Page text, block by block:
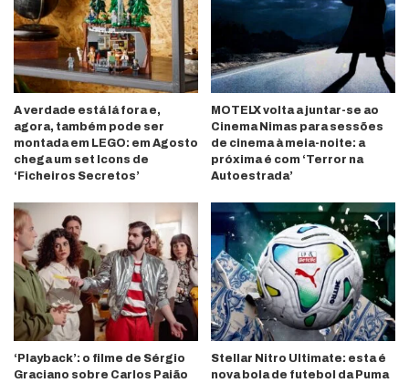
A verdade está lá fora e,
agora, também pode ser
montada em LEGO: em Agosto
chega um set Icons de
‘Ficheiros Secretos’
MOTELX volta a juntar-se ao
Cinema Nimas para sessões
de cinema à meia-noite: a
próxima é com ‘Terror na
Autoestrada’
‘Playback’: o filme de Sérgio
Graciano sobre Carlos Paião
Stellar Nitro Ultimate: esta é
nova bola de futebol da Puma